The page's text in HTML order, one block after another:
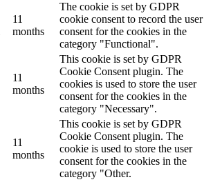
11
months
The cookie is set by GDPR
cookie consent to record the user
consent for the cookies in the
category "Functional".
11
months
This cookie is set by GDPR
Cookie Consent plugin. The
cookies is used to store the user
consent for the cookies in the
category "Necessary".
11
months
This cookie is set by GDPR
Cookie Consent plugin. The
cookie is used to store the user
consent for the cookies in the
category "Other.